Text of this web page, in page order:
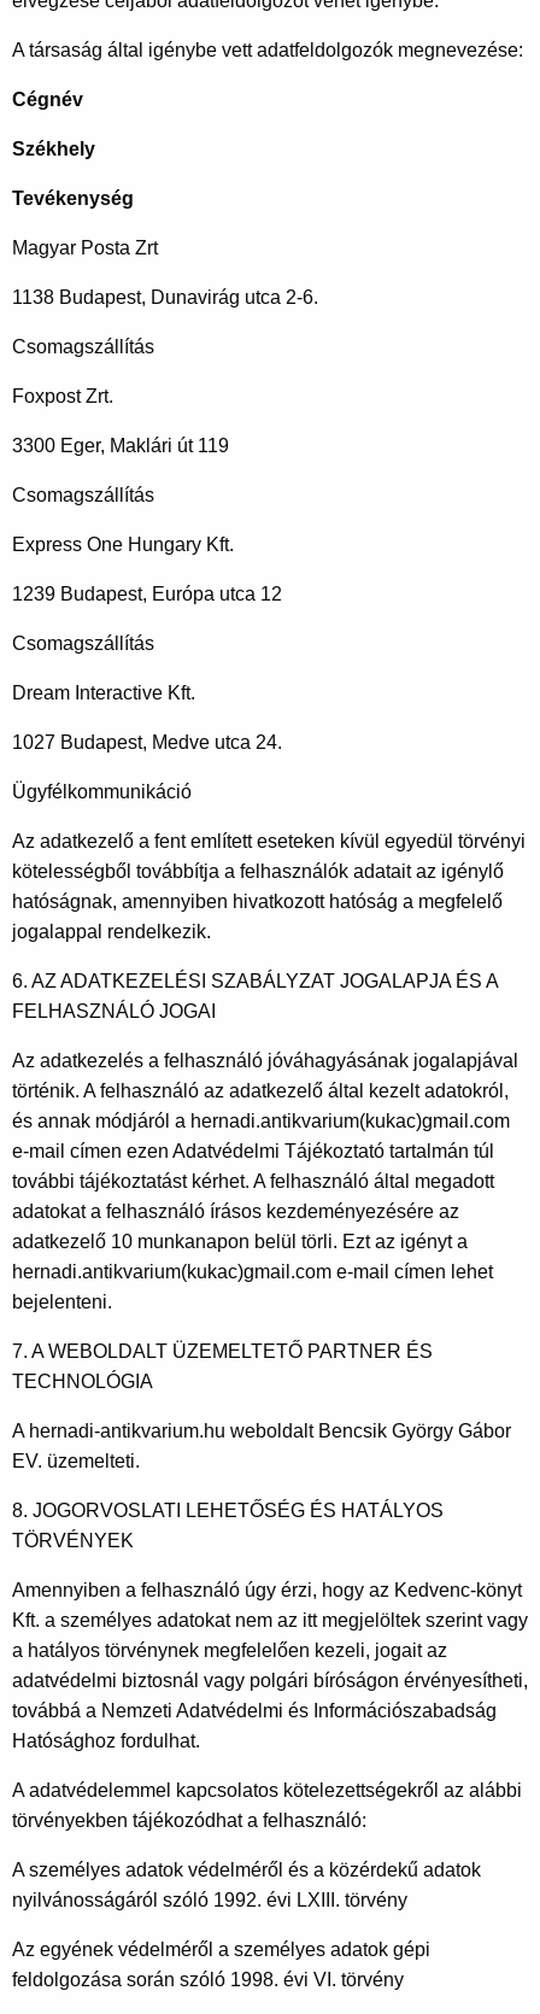
A társaság által igénybe vett adatfeldolgozók megnevezése:
Cégnév
Székhely
Tevékenység
Magyar Posta Zrt
1138 Budapest, Dunavirág utca 2-6.
Csomagszállítás
Foxpost Zrt.
3300 Eger, Maklári út 119
Csomagszállítás
Express One Hungary Kft.
1239 Budapest, Európa utca 12
Csomagszállítás
Dream Interactive Kft.
1027 Budapest, Medve utca 24.
Ügyfélkommunikáció
Az adatkezelő a fent említett eseteken kívül egyedül törvényi
kötelességből továbbítja a felhasználók adatait az igénylő
hatóságnak, amennyiben hivatkozott hatóság a megfelelő
jogalappal rendelkezik.
6. AZ ADATKEZELÉSI SZABÁLYZAT JOGALAPJA ÉS A
FELHASZNÁLÓ JOGAI
Az adatkezelés a felhasználó jóváhagyásának jogalapjával
történik. A felhasználó az adatkezelő által kezelt adatokról,
és annak módjáról a hernadi.antikvarium(kukac)gmail.com
e-mail címen ezen Adatvédelmi Tájékoztató tartalmán túl
további tájékoztatást kérhet. A felhasználó által megadott
adatokat a felhasználó írásos kezdeményezésére az
adatkezelő 10 munkanapon belül törli. Ezt az igényt a
hernadi.antikvarium(kukac)gmail.com e-mail címen lehet
bejelenteni.
7. A WEBOLDALT ÜZEMELTETŐ PARTNER ÉS
TECHNOLÓGIA
A hernadi-antikvarium.hu weboldalt Bencsik György Gábor
EV. üzemelteti.
8. JOGORVOSLATI LEHETŐSÉG ÉS HATÁLYOS
TÖRVÉNYEK
Amennyiben a felhasználó úgy érzi, hogy az Kedvenc-könyt
Kft. a személyes adatokat nem az itt megjelöltek szerint vagy
a hatályos törvénynek megfelelően kezeli, jogait az
adatvédelmi biztosnál vagy polgári bíróságon érvényesítheti,
továbbá a Nemzeti Adatvédelmi és Információszabadság
Hatósághoz fordulhat.
A adatvédelemmel kapcsolatos kötelezettségekről az alábbi
törvényekben tájékozódhat a felhasználó:
A személyes adatok védelméről és a közérdekű adatok
nyilvánosságáról szóló 1992. évi LXIII. törvény
Az egyének védelméről a személyes adatok gépi
feldolgozása során szóló 1998. évi VI. törvény